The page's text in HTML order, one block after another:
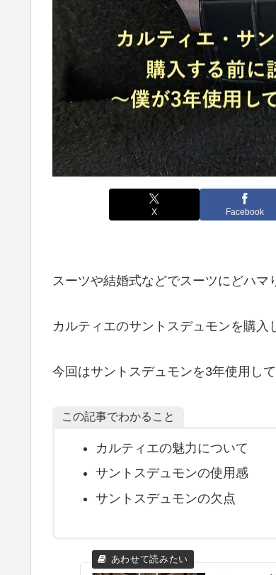
X Facebook
スーツや結婚式などでスーツにどハ
カルティエのサントスデュモンを購入
今回はサントスデュモンを3年使用し
この記事でわかること
カルティエの魅力について
サントスデュモンの使用感
サントスデュモンの欠点